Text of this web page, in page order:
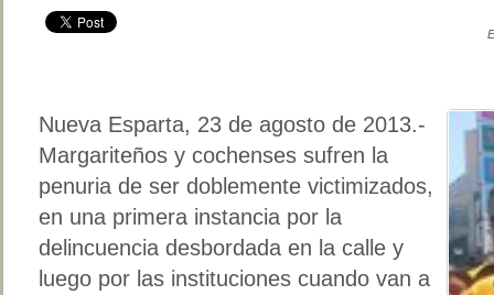
Nueva Esparta, 23 de agosto de 2013.-
Margariteños y cochenses sufren la
penuria de ser doblemente victimizados,
en una primera instancia por la
delincuencia desbordada en la calle y
luego por las instituciones cuando van a